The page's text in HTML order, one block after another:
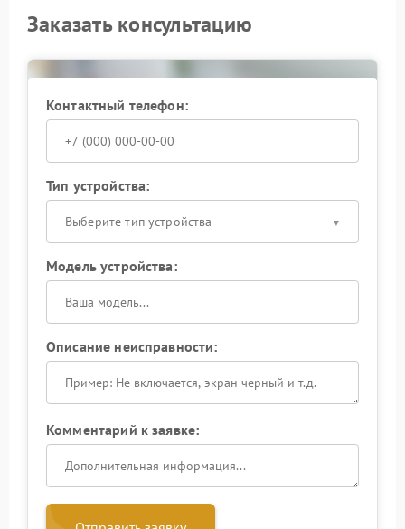
Заказать консультацию
Контактный телефон:
Тип устройства:
Выберите тип устройства
Модель устройства:
Описание неисправности:
Комментарий к заявке: